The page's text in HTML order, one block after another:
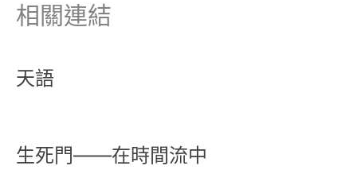
相關連結
天語
生死門——在時間流中